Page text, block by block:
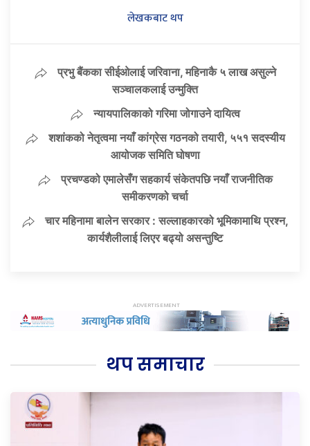
लेखकबाट थप
प्रभु बैंकका सीईओलाई जरिवाना, महिनाकै ५ लाख असुल्ने
सञ्चालकलाई उन्मुक्ति
न्यायपालिकाको गरिमा जोगाउने दायित्व
शशांकको नेतृत्वमा नयाँ कांग्रेस गठनको तयारी, ५५१ सदस्यीय
आयोजक समिति घोषणा
प्रचण्डको एमालेसँग सहकार्य संकेतपछि नयाँ राजनीतिक
समीकरणको चर्चा
चार महिनामा बालेन सरकार : सल्लाहकारको भूमिकामाथि प्रश्न,
कार्यशैलीलाई लिएर बढ्यो असन्तुष्टि
थप समाचार